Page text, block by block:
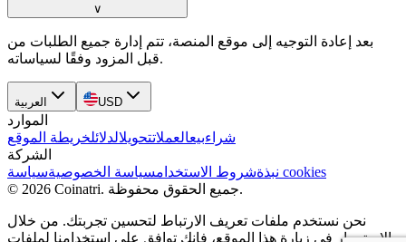
∨
بعد إعادة التوجيه إلى موقع المنصة، تتم إدارة جميع الطلبات من
قبل المزود وفقًا لسياساته.
العربية USD
الموارد
شراءبيعالعملاتتحويلالدلائلخريطة الموقع
الشركة
نبذةشروط الاستخدامسياسة الخصوصية
سياسة cookies
© 2026 Coinatri. جميع الحقوق محفوظة.
نحن نستخدم ملفات تعريف الارتباط لتحسين تجربتك. من خلال
الاستمرار في زيارة هذا الموقع، فإنك توافق على استخدامنا لملفات